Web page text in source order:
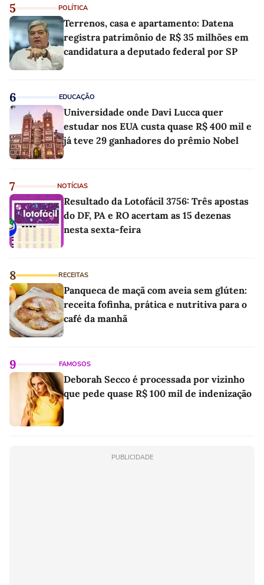
5 POLÍTICA
Terrenos, casa e apartamento: Datena
registra patrimônio de R$ 35 milhões em
candidatura a deputado federal por SP
6 EDUCAÇÃO
Universidade onde Davi Lucca quer
estudar nos EUA custa quase R$ 400 mil e
já teve 29 ganhadores do prêmio Nobel
7 NOTÍCIAS
Resultado da Lotofácil 3756: Três apostas
do DF, PA e RO acertam as 15 dezenas
nesta sexta-feira
8 RECEITAS
Panqueca de maçã com aveia sem glúten:
receita fofinha, prática e nutritiva para o
café da manhã
9 FAMOSOS
Deborah Secco é processada por vizinho
que pede quase R$ 100 mil de indenização
PUBLICIDADE